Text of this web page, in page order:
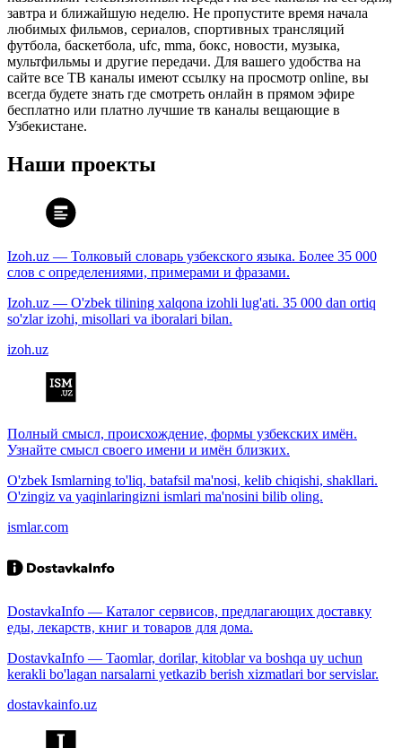
завтра и ближайшую неделю. Не пропустите время начала
любимых фильмов, сериалов, спортивных трансляций
футбола, баскетбола, ufc, mma, бокс, новости, музыка,
мультфильмы и другие передачи. Для вашего удобства на
сайте все ТВ каналы имеют ссылку на просмотр online, вы
всегда будете знать где смотреть онлайн в прямом эфире
бесплатно или платно лучшие тв каналы вещающие в
Узбекистане.
Наши проекты
Izoh.uz — Толковый словарь узбекского языка. Более 35 000
слов с определениями, примерами и фразами.
Izoh.uz — O'zbek tilining xalqona izohli lug'ati. 35 000 dan ortiq
so'zlar izohi, misollari va iboralari bilan.
izoh.uz
Полный смысл, происхождение, формы узбекских имён.
Узнайте смысл своего имени и имён близких.
O'zbek Ismlarning to'liq, batafsil ma'nosi, kelib chiqishi, shakllari.
O'zingiz va yaqinlaringizni ismlari ma'nosini bilib oling.
ismlar.com
DostavkaInfo — Каталог сервисов, предлагающих доставку
еды, лекарств, книг и товаров для дома.
DostavkaInfo — Taomlar, dorilar, kitoblar va boshqa uy uchun
kerakli bo'lagan narsalarni yetkazib berish xizmatlari bor servislar.
dostavkainfo.uz